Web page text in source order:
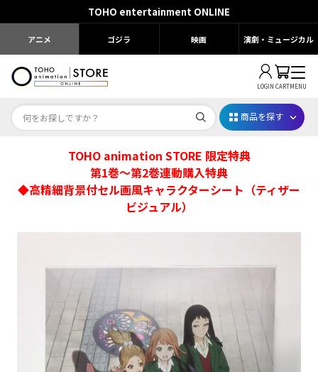
TOHO entertainment ONLINE
アニメ ゴジラ 映画 演劇・ミュージカル
LOGIN CARTMENU
Dr.STONE STONE FES.2026
映画ちいかわ
じゅじゅフェス 2026
名探偵コナン
アニメ『僕のヒーローアカデミア』10周年
ハイキュー!!ジャージ＆ユニフォーム
商品を探す
TOHO animation STORE 限定特典
第1巻～第2巻連動購入特典
◆高精細背景付セル画風キャラクターシート（ティザー
ビジュアル）